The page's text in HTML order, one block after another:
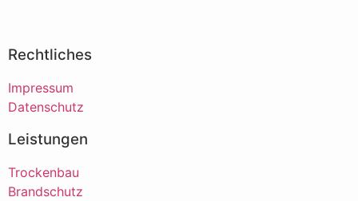
Rechtliches
Impressum
Datenschutz
Leistungen
Trockenbau
Brandschutz